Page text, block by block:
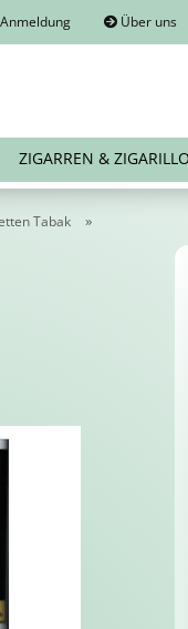
Über uns
ZIGARREN &
Tabak »